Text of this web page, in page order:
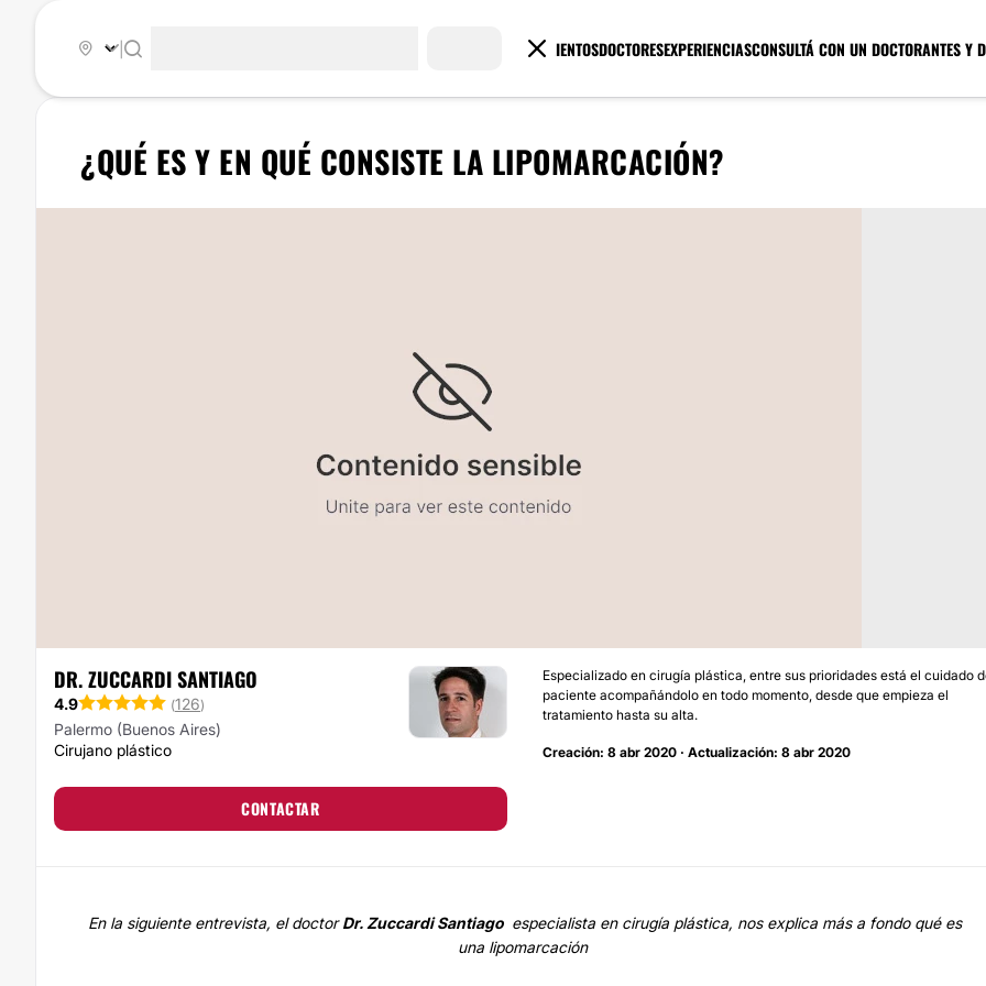
TRATAMIENTOSDOCTORESEXPERIENCIASCONSULTÁ CON UN DOCTORANTES Y
¿QUÉ ES Y EN QUÉ CONSISTE LA LIPOMARCACIÓN?
DR. ZUCCARDI SANTIAGO
4.9 (126)
Palermo (Buenos Aires)
Cirujano plástico
CONTACTAR
Especializado en cirugía plástica, entre sus prioridades está el cuidado
paciente acompañándolo en todo momento, desde que empieza el
tratamiento hasta su alta.
Creación: 8 abr 2020 · Actualización: 8 abr 2020
En la siguiente entrevista, el doctorDr. Zuccardi Santiagoespecialista en cirugía plástica, nos explica más a fondo qué es
una lipomarcación